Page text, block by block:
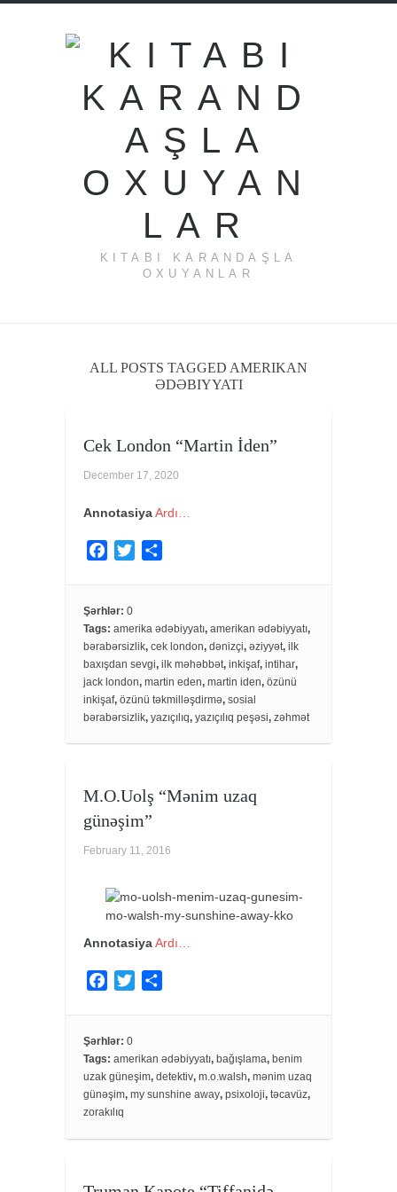
KITABI KARANDAŞLA
OXUYANLAR
ALL POSTS TAGGED AMERIKAN
ƏDƏBIYYATI
Cek London “Martin İden”
December 17, 2020
AnnotasiyaArdı…
e
b
o
o
k
t
e
r
e
Şərhlər: 0
Tags: amerika ədəbiyyatı, amerikan ədəbiyyatı,
bərabərsizlik, cek london, dənizçi, əziyyət, ilk
baxışdan sevgi, ilk məhəbbət, inkişaf, intihar,
jack london, martin eden, martin iden, özünü
inkişaf, özünü təkmilləşdirmə, sosial
bərabərsizlik, yazıçılıq, yazıçılıq peşəsi, zəhmət
M.O.Uolş “Mənim uzaq
günəşim”
February 11, 2016
AnnotasiyaArdı…
e
b
o
o
t
e
r
e
Şərhlər: 0
Tags: amerikan ədəbiyyatı, bağışlama, benim
uzak güneşim, detektiv, m.o.walsh, mənim uzaq
günəşim, my sunshine away, psixoloji, təcavüz,
zorakılıq